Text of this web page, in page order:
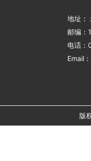
地址：
邮编：
电话
Email
版